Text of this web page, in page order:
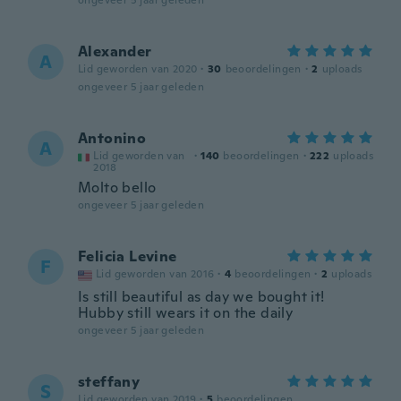
A Alexander
Lid geworden van 2020 · 30 beoordelingen · 2 uploads
ongeveer 5 jaar geleden
A Antonino
Lid geworden van
2018
· 140 beoordelingen · 222 uploads
Molto bello
ongeveer 5 jaar geleden
F Felicia Levine
Lid geworden van 2016 · 4 beoordelingen · 2 uploads
Is still beautiful as day we bought it!
Hubby still wears it on the daily
ongeveer 5 jaar geleden
S steffany